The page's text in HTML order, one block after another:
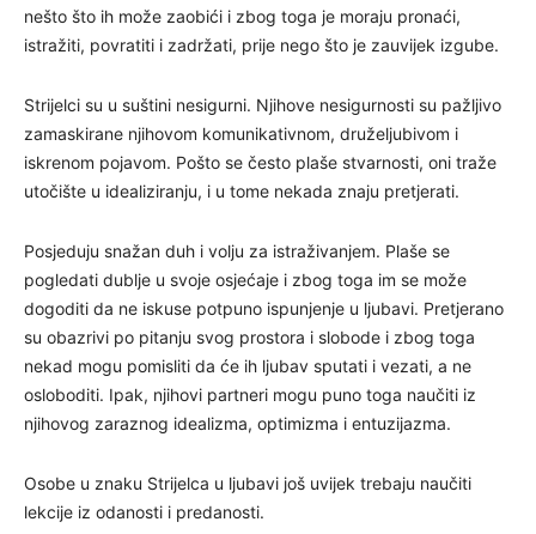
nešto što ih može zaobići i zbog toga je moraju pronaći,
istražiti, povratiti i zadržati, prije nego što je zauvijek izgube.
Strijelci su u suštini nesigurni. Njihove nesigurnosti su pažljivo
zamaskirane njihovom komunikativnom, druželjubivom i
iskrenom pojavom. Pošto se često plaše stvarnosti, oni traže
utočište u idealiziranju, i u tome nekada znaju pretjerati.
Posjeduju snažan duh i volju za istraživanjem. Plaše se
pogledati dublje u svoje osjećaje i zbog toga im se može
dogoditi da ne iskuse potpuno ispunjenje u ljubavi. Pretjerano
su obazrivi po pitanju svog prostora i slobode i zbog toga
nekad mogu pomisliti da će ih ljubav sputati i vezati, a ne
osloboditi. Ipak, njihovi partneri mogu puno toga naučiti iz
njihovog zaraznog idealizma, optimizma i entuzijazma.
Osobe u znaku Strijelca u ljubavi još uvijek trebaju naučiti
lekcije iz odanosti i predanosti.